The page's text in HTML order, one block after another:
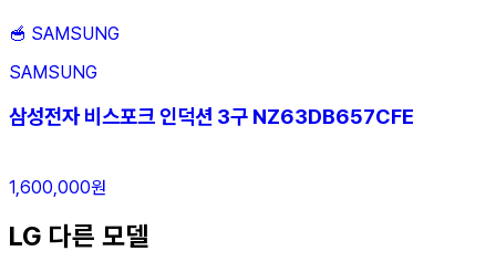
🥣 SAMSUNG
SAMSUNG
삼성전자 비스포크 인덕션 3구 NZ63DB657CFE
1,600,000원
LG 다른 모델